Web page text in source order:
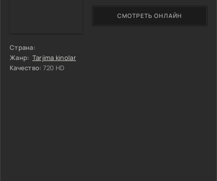
Страна:
Жанр: Tarjima kinolar
Качество: 720 HD
СМОТРЕТЬ ОНЛАЙН